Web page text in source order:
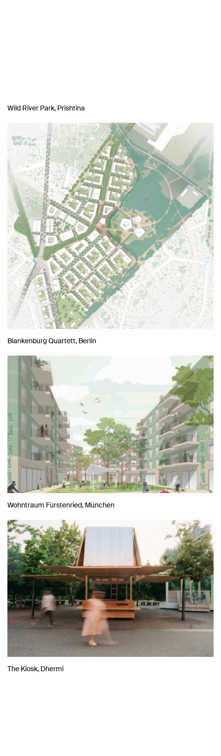
Wild River Park, Prishtina
Blankenburg Quartett, Berlin
Wohntraum Fürstenried, München
The Kiosk, Dhermi